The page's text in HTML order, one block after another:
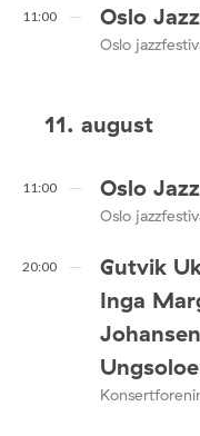
11:00 Oslo
Oslo
11. august
11:00 Oslo
Oslo
20:00
Gutvik
Inga